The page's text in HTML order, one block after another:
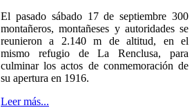
El pasado sábado 17 de septiembre 300
montañeros, montañeses y autoridades se
reunieron a 2.140 m de altitud, en el
mismo refugio de La Renclusa, para
culminar los actos de conmemoración de
su apertura en 1916.
Leer más...